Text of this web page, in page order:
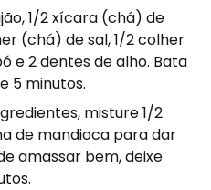
1/2 xícara (chá) de
(chá) de sal, 1/2 colher
e 2 dentes de alho. Bata
5 minutos.
misture 1/2
de mandioca para dar
amassar bem, deixe